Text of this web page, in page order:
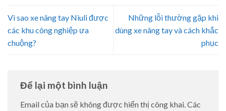
Vì sao xe nâng tay Niuli được
các khu công nghiệp ưa
chuộng?
Những lỗi thường gặp khi
dùng xe nâng tay và cách khắc
phục
Để lại một bình luận
Email của bạn sẽ không được hiển thị công khai.Các